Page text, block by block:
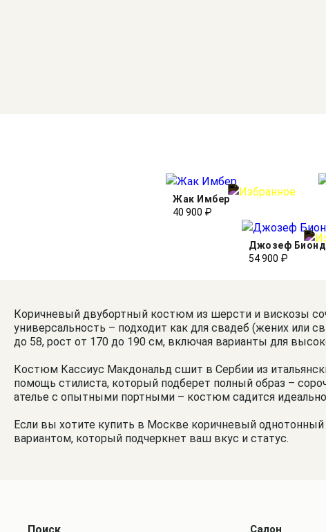
Жак Имбер
40 900 ₽
Джозеф
54 900 ₽
Коричневый двубортный костюм из шерсти и вискозы
универсальность – подходит как для свадеб (жених или
до 58, рост от 170 до 190 см, включая варианты для
Костюм Кассиус Макдональд сшит в Сербии из
помощь стилиста, который подберет полный образ –
ателье с опытными портными – костюм садится идеально,
Если вы хотите купить в Москве коричневый
вариантом, который подчеркнет ваш вкус и статус.
Салон